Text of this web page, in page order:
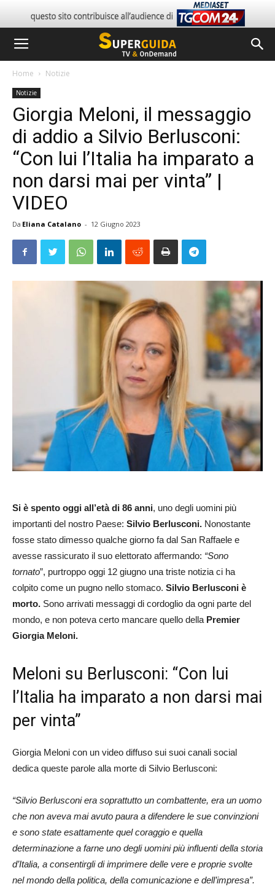
Home Notizie
Notizie
Giorgia Meloni, il messaggio
di addio a Silvio Berlusconi:
“Con lui l’Italia ha imparato a
non darsi mai per vinta” |
VIDEO
Da Eliana Catalano - 12 Giugno 2023
Si è spento oggi all’età di 86 anni, uno degli uomini più
importanti del nostro Paese: Silvio Berlusconi. Nonostante
fosse stato dimesso qualche giorno fa dal San Raffaele e
avesse rassicurato il suo elettorato affermando: “Sono
tornato”, purtroppo oggi 12 giugno una triste notizia ci ha
colpito come un pugno nello stomaco. Silvio Berlusconi è
morto. Sono arrivati messaggi di cordoglio da ogni parte del
mondo, e non poteva certo mancare quello della Premier
Giorgia Meloni.
Meloni su Berlusconi: “Con lui
l’Italia ha imparato a non darsi mai
per vinta”
Giorgia Meloni con un video diffuso sui suoi canali social
dedica queste parole alla morte di Silvio Berlusconi:
“Silvio Berlusconi era soprattutto un combattente, era un uomo
che non aveva mai avuto paura a difendere le sue convinzioni
e sono state esattamente quel coraggio e quella
determinazione a farne uno degli uomini più influenti della storia
d’Italia, a consentirgli di imprimere delle vere e proprie svolte
nel mondo della politica, della comunicazione e dell’impresa”.